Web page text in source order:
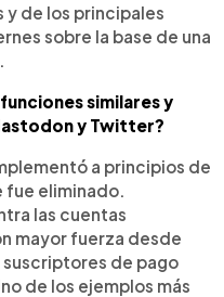
y de los principales
sobre la base de una
similares y
y Twitter?
a principios de
eliminado.
las cuentas
mayor fuerza desde
suscriptores de pago
de los ejemplos más